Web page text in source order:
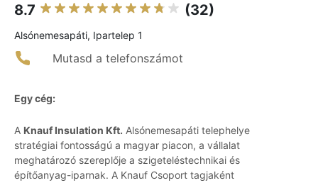
8.7 (32)
Alsónemesapáti, Ipartelep 1
Mutasd a telefonszámot
Egy cég:
A Knauf Insulation Kft. Alsónemesapáti telephelye
stratégiai fontosságú a magyar piacon, a vállalat
meghatározó szereplője a szigeteléstechnikai és
építőanyag-iparnak. A Knauf Csoport tagjaként